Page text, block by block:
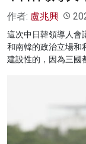
作者: 盧兆興
這次中日韓領導人會
和南韓的政治立場和
建設性的，因為三國